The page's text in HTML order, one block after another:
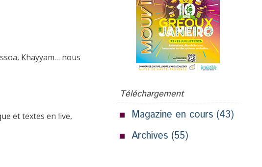
Khayyam… nous
et textes en live,
Téléchargement
Magazine en cours (43)
Archives (55)